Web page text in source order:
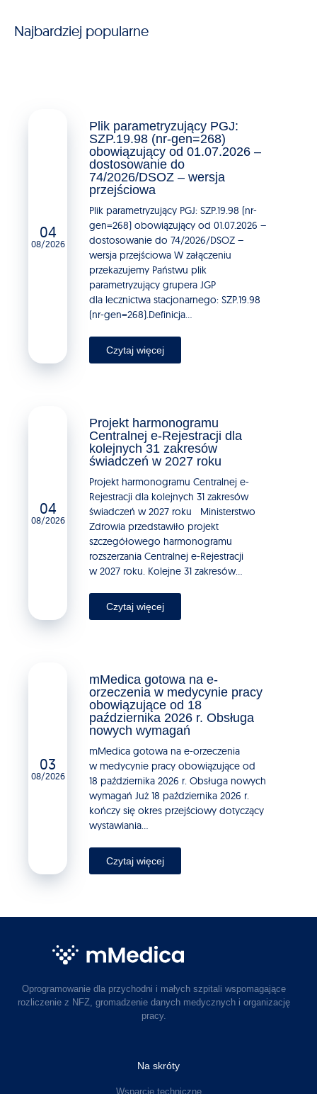
Najbardziej popularne
04
08/2026
Plik parametryzujący PGJ:
SZP.19.98 (nr-gen=268)
obowiązujący od 01.07.2026 –
dostosowanie do
74/2026/DSOZ – wersja
przejściowa
Plik parametryzujący PGJ: SZP.19.98 (nr-
gen=268) obowiązujący od 01.07.2026 –
dostosowanie do 74/2026/DSOZ –
wersja przejściowa W załączeniu
przekazujemy Państwu plik
parametryzujący grupera JGP
dla lecznictwa stacjonarnego: SZP.19.98
(nr-gen=268).Definicja...
Czytaj więcej
04
08/2026
Projekt harmonogramu
Centralnej e-Rejestracji dla
kolejnych 31 zakresów
świadczeń w 2027 roku
Projekt harmonogramu Centralnej e-
Rejestracji dla kolejnych 31 zakresów
świadczeń w 2027 roku Ministerstwo
Zdrowia przedstawiło projekt
szczegółowego harmonogramu
rozszerzania Centralnej e-Rejestracji
w 2027 roku. Kolejne 31 zakresów...
Czytaj więcej
03
08/2026
mMedica gotowa na e-
orzeczenia w medycynie pracy
obowiązujące od 18
października 2026 r. Obsługa
nowych wymagań
mMedica gotowa na e-orzeczenia
w medycynie pracy obowiązujące od
18 października 2026 r. Obsługa nowych
wymagań Już 18 października 2026 r.
kończy się okres przejściowy dotyczący
wystawiania...
Czytaj więcej
Oprogramowanie dla przychodni i małych szpitali wspomagające
rozliczenie z NFZ, gromadzenie danych medycznych i organizację
pracy.
Na skróty
Wsparcie techniczne